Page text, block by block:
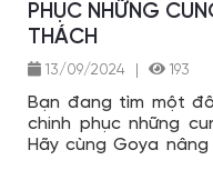
PHỤC NHỮNG
THÁCH
13/09/2024 193
Bạn đang tìm một
chinh phục những
Hãy cùng Goya